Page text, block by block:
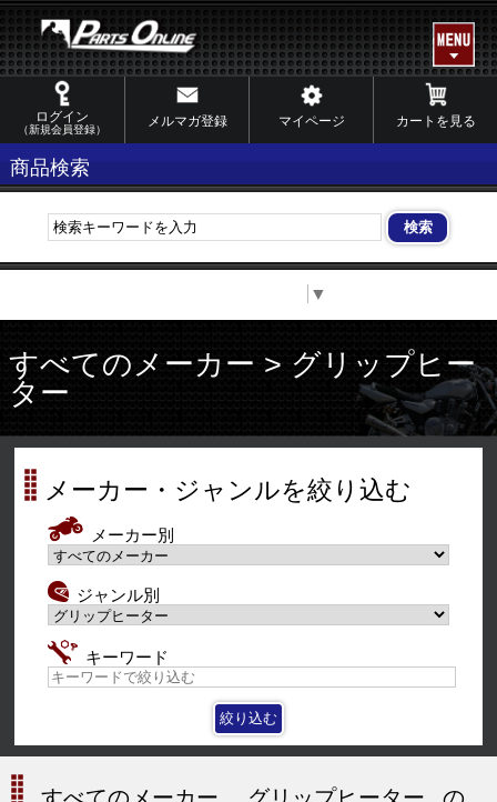
ログイン
（新規会員登録）
メルマガ登録 マイページ カートを見る
商品検索
▼
すべてのメーカー > グリップヒー
ター
メーカー・ジャンルを絞り込む
メーカー別
ジャンル別
キーワード